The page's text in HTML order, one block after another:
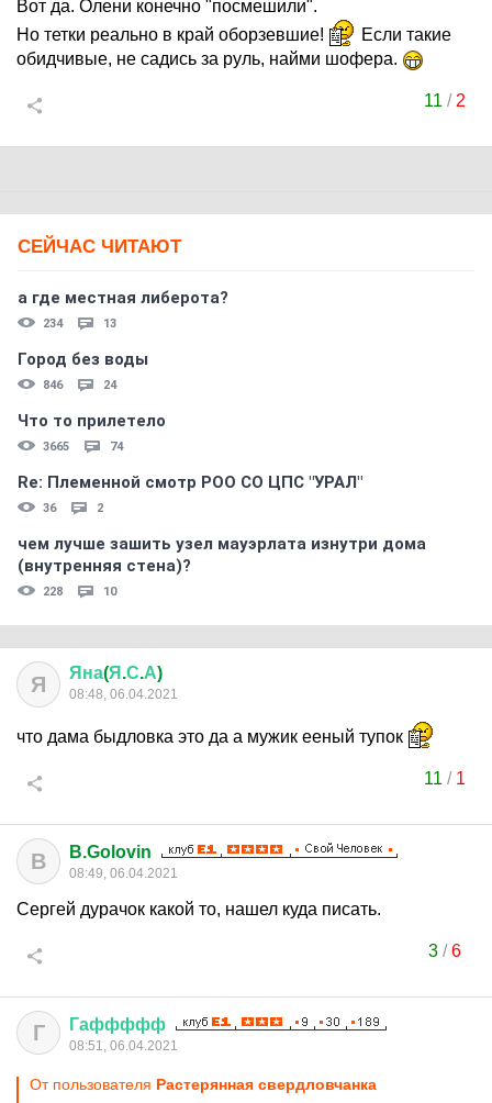
Вот да. Олени конечно "посмешили".
Но тетки реально в край оборзевшие!
Если такие
обидчивые, не садись за руль, найми шофера.
11 / 2
СЕЙЧАС ЧИТАЮТ
а где местная либерота?
234 13
Город без воды
846 24
Что то прилетело
3665 74
Re: Племеннoй смoтр РOO CO ЦПС "УРАЛ"
36 2
чем лучше зашить узел мауэрлата изнутри дома
(внутренняя стена)?
228 10
Я Яна(Я .С.А)
08:48, 06.04.2021
что дама быдловка это да а мужик ееный тупок
11 / 1
B B.Golovin
08:49, 06.04.2021
Сергей дурачок какой то, нашел куда писать.
3/6
Г Гаффффф
08:51, 06.04.2021
От пользователя Растерянная свердловчанка